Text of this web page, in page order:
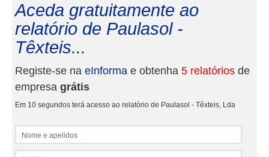
Aceda gratuitamente ao
relatório de Paulasol -
Têxteis...
Registe-se na eInforma e obtenha 5 relatórios de
empresa grátis
Em 10 segundos terá acesso ao relatório de Paulasol - Têxteis, Lda